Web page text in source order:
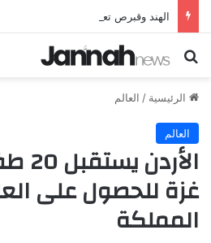
بحث عن
الرئيسية / العالم
العالم
غزة للحصول على
المملكة